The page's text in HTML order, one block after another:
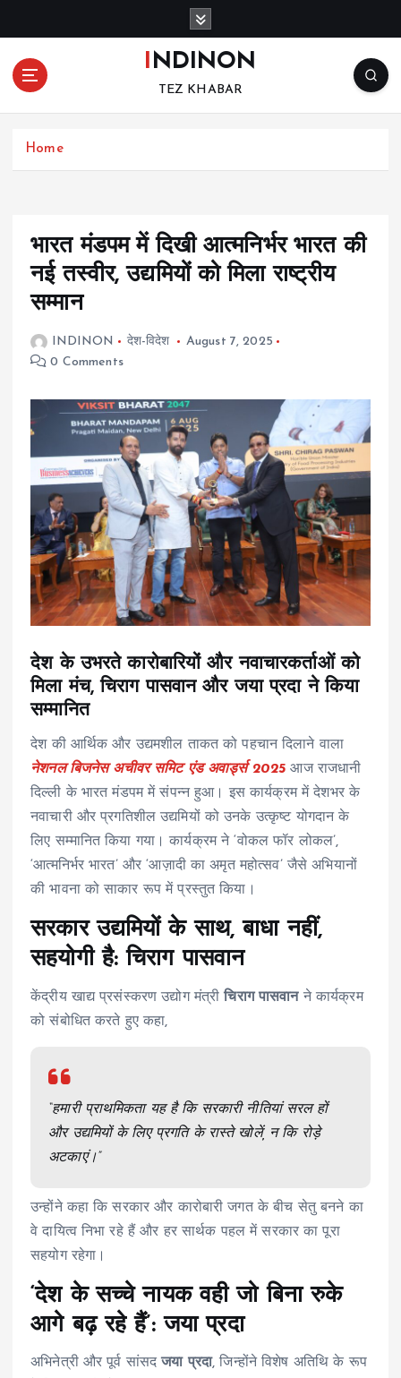
o
INDINON
TEZ KHABAR
Home
भारत मंडपम में दिखी आत्मनिर्भर भारत की
नई तस्वीर, उद्यमियों को मिला राष्ट्रीय
सम्मान
INDINON देश-विदेश
August 7, 2025
0 Comments
देश के उभरते कारोबारियों और नवाचारकर्ताओं को
मिला मंच,चिराग पासवान और जया प्रदा ने किया
सम्मानित
देश की आर्थिक और उद्यमशील ताकत को पहचान दिलाने वाला
नेशनल बिजनेस अचीवर समिट एंड अवार्ड्स 2025 आज राजधानी
दिल्ली के भारत मंडपम में संपन्न हुआ। इस कार्यक्रम में देशभर के
नवाचारी और प्रगतिशील उद्यमियों को उनके उत्कृष्ट योगदान के
लिए सम्मानित किया गया। कार्यक्रम ने ‘वोकल फॉर लोकल’,
‘आत्मनिर्भर भारत’ और ‘आज़ादी का अमृत महोत्सव’ जैसे अभियानों
की भावना को साकार रूप में प्रस्तुत किया।
सरकार उद्यमियों के साथ, बाधा नहीं,
सहयोगी है: चिराग पासवान
केंद्रीय खाद्य प्रसंस्करण उद्योग मंत्रीचिराग पासवानने कार्यक्रम
को संबोधित करते हुए कहा,
“हमारी प्राथमिकता यह है कि सरकारी नीतियां सरल हों
और उद्यमियों के लिए प्रगति के रास्ते खोलें, न कि रोड़े
अटकाएं।”
उन्होंने कहा कि सरकार और कारोबारी जगत के बीच सेतु बनने का
वे दायित्व निभा रहे हैं और हर सार्थक पहल में सरकार का पूरा
सहयोग रहेगा।
‘देश के सच्चे नायक वही जो बिना रुके
आगे बढ़ रहे हैं’: जया प्रदा
अभिनेत्री और पूर्व सांसदजया प्रदा, जिन्होंने विशेष अतिथि के रूप